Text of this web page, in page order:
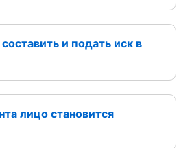
и подать иск в
лицо становится